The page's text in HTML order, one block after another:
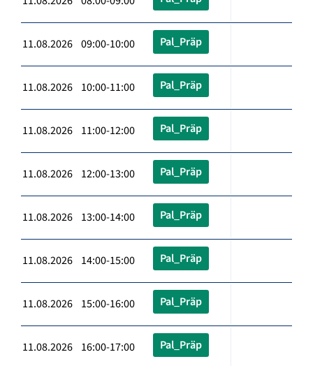
11.08.2026 09:00-10:00 Pal_Präp
11.08.2026 10:00-11:00 Pal_Präp
11.08.2026 11:00-12:00 Pal_Präp
11.08.2026 12:00-13:00 Pal_Präp
11.08.2026 13:00-14:00 Pal_Präp
11.08.2026 14:00-15:00 Pal_Präp
11.08.2026 15:00-16:00 Pal_Präp
11.08.2026 16:00-17:00 Pal_Präp